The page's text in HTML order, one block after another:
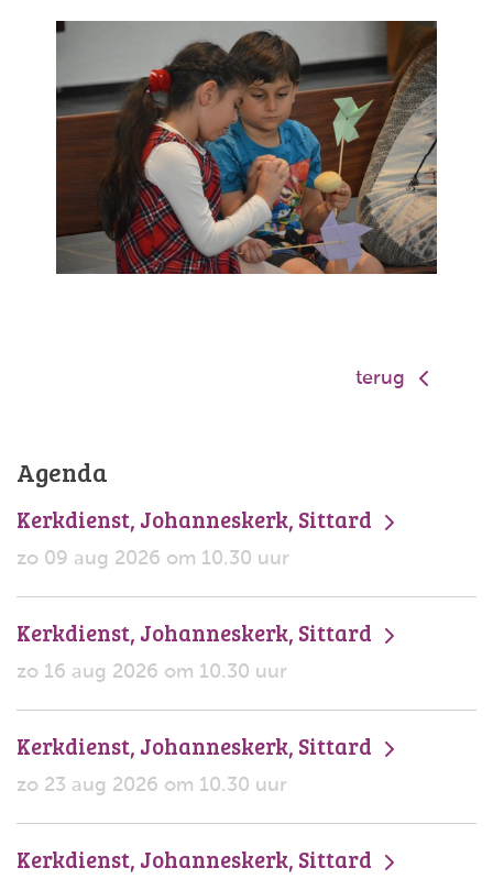
terug
Agenda
Kerkdienst, Johanneskerk, Sittard
zo 09 aug 2026 om 10.30 uur
Kerkdienst, Johanneskerk, Sittard
zo 16 aug 2026 om 10.30 uur
Kerkdienst, Johanneskerk, Sittard
zo 23 aug 2026 om 10.30 uur
Kerkdienst, Johanneskerk, Sittard